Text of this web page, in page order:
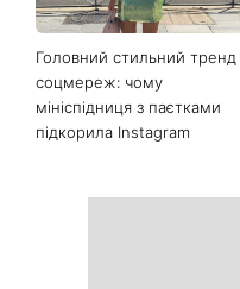
Головний стильний тренд
соцмереж: чому
мініспідниця з паєтками
підкорила Instagram